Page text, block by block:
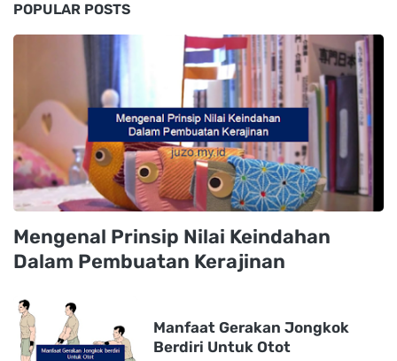
POPULAR POSTS
Mengenal Prinsip Nilai Keindahan
Dalam Pembuatan Kerajinan
Manfaat Gerakan Jongkok
Berdiri Untuk Otot